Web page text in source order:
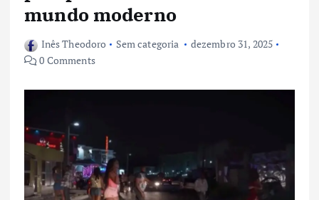
mundo moderno
Inês Theodoro Sem categoria
dezembro 31, 2025
0 Comments